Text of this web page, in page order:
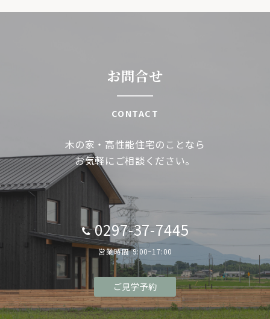
お問合せ
CONTACT
木の家・高性能住宅のことなら
お気軽にご相談ください。
0297-37-7445
営業時間 9:00~17:00
ご見学予約